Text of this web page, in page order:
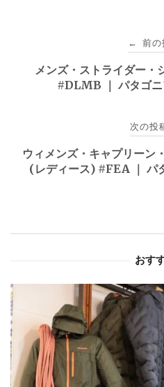
ゲ
← 前の
メンズ・ストライダー・
#DLMB ｜ パタゴニ
次の投
ウィメンズ・キャプリーン
(レディース) #FEA ｜ パ
おす